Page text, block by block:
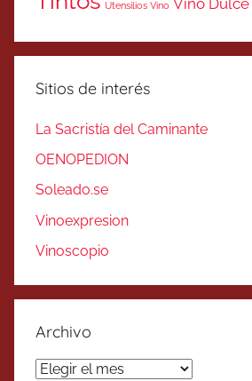
Utensilios Vino Vino Dulce
Sitios de interés
La Sacristía del Caminante
OENOPEDION
Soleado.se
Vinoexpresion
Vinoscopio
Archivo
Archivo